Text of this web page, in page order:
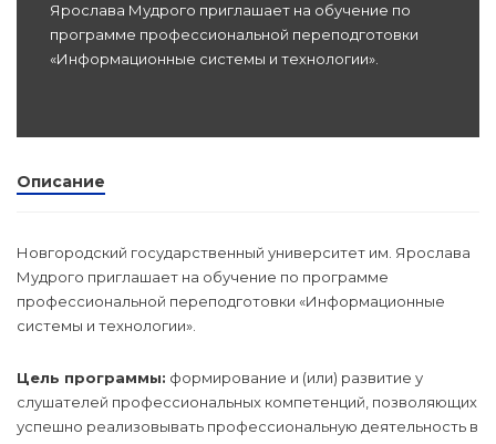
Проф
(Скрытые)
Ярослава Мудрого приглашает на обучение по
программе профессиональной переподготовки
«Информационные системы и технологии».
Описание
Новгородский государственный университет им. Ярослава
Мудрого приглашает на обучение по программе
профессиональной переподготовки «Информационные
системы и технологии».
Цель программы: формирование и (или) развитие у
слушателей профессиональных компетенций, позволяющих
успешно реализовывать профессиональную деятельность в